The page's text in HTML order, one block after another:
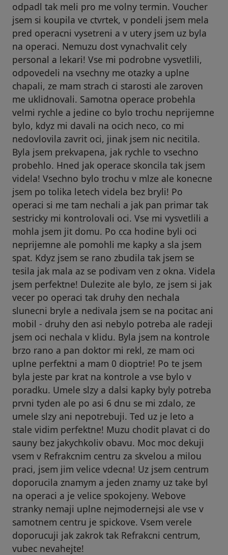
odpadl tak meli pro me volny termin. Voucher
jsem si koupila ve ctvrtek, v pondeli jsem mela
pred operacni vysetreni a v utery jsem uz byla
na operaci. Nemuzu dost vynachvalit cely
personal a lekari! Vse mi podrobne vysvetlili,
odpovedeli na vsechny me otazky a uplne
chapali, ze mam strach ci starosti ale zaroven
me uklidnovali. Samotna operace probehla
velmi rychle a jedine co bylo trochu neprijemne
bylo, kdyz mi davali na ocich neco, co mi
nedovlovila zavrit oci, jinak jsem nic necitila.
Byla jsem prekvapena, jak rychle to vsechno
probehlo. Hned jak operace skoncila tak jsem
videla! Vsechno bylo trochu v mlze ale konecne
jsem po tolika letech videla bez bryli! Po
operaci si me tam nechali a jak pan primar tak
sestricky mi kontrolovali oci. Vse mi vysvetlili a
mohla jsem jit domu. Po cca hodine byli oci
neprijemne ale pomohli me kapky a sla jsem
spat. Kdyz jsem se rano zbudila tak jsem se
tesila jak mala az se podivam ven z okna. Videla
jsem perfektne! Dulezite ale bylo, ze jsem si jak
vecer po operaci tak druhy den nechala
slunecni bryle a nedivala jsem se na pocitac ani
mobil - druhy den asi nebylo potreba ale radeji
jsem oci nechala v klidu. Byla jsem na kontrole
brzo rano a pan doktor mi rekl, ze mam oci
uplne perfektni a mam 0 dioptrie! Po te jsem
byla jeste par krat na kontrole a vse bylo v
poradku. Umele slzy a dalsi kapky byly potreba
prvni tyden ale po asi 6 dnu se mi zdalo, ze
umele slzy ani nepotrebuji. Ted uz je leto a
stale vidim perfektne! Muzu chodit plavat ci do
sauny bez jakychkoliv obavu. Moc moc dekuji
vsem v Refrakcnim centru za skvelou a milou
praci, jsem jim velice vdecna! Uz jsem centrum
doporucila znamym a jeden znamy uz take byl
na operaci a je velice spokojeny. Webove
stranky nemaji uplne nejmodernejsi ale vse v
samotnem centru je spickove. Vsem verele
doporucuji jak zakrok tak Refrakcni centrum,
vubec nevahejte!